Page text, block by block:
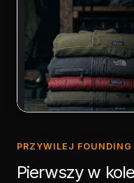
PRZYWILEJ FOUNDING
Pierwszy w